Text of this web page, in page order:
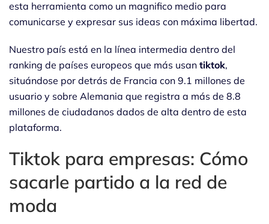
esta herramienta como un magnifico medio para
comunicarse y expresar sus ideas con máxima libertad.
Nuestro país está en la línea intermedia dentro del
ranking de países europeos que más usan tiktok,
situándose por detrás de Francia con 9.1 millones de
usuario y sobre Alemania que registra a más de 8.8
millones de ciudadanos dados de alta dentro de esta
plataforma.
Tiktok para empresas: Cómo
sacarle partido a la red de
moda